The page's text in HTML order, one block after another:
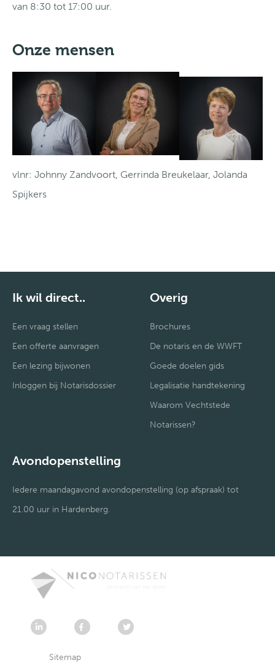
van 8:30 tot 17:00 uur.
Onze mensen
vlnr: Johnny Zandvoort, Gerrinda Breukelaar, Jolanda
Spijkers
Ik wil direct..
Een vraag stellen
Een offerte aanvragen
Een lezing bijwonen
Inloggen bij Notarisdossier
Overig
Brochures
De notaris en de WWFT
Goede doelen gids
Legalisatie handtekening
Waarom Vechtstede
Notarissen?
Avondopenstelling
Iedere maandagavond avondopenstelling (op afspraak) tot
21.00 uur in Hardenberg.
Sitemap